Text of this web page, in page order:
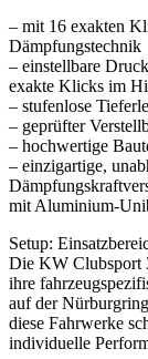
– mit 16 exakten
Dämpfungstechnik
– einstellbare
exakte Klicks im
– stufenlose
– geprüfter
– hochwertige
– einzigartige,
mit Aluminium-
Setup:
Die KW Clubsport
ihre
auf der
diese Fahrwerke
individuelle